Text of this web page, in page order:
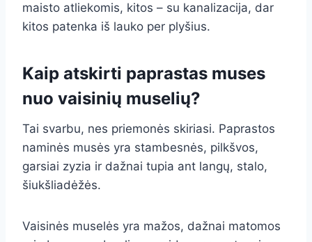
maisto atliekomis, kitos – su kanalizacija, dar
kitos patenka iš lauko per plyšius.
Kaip atskirti paprastas muses
nuo vaisinių muselių?
Tai svarbu, nes priemonės skiriasi. Paprastos
naminės musės yra stambesnės, pilkšvos,
garsiai zyzia ir dažnai tupia ant langų, stalo,
šiukšliadėžės.
Vaisinės muselės yra mažos, dažnai matomos